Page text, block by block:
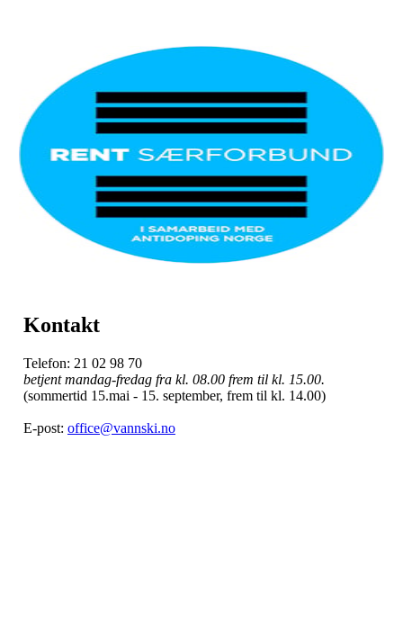
Kontakt
Telefon: 21 02 98 70
betjent mandag-fredag fra kl. 08.00 frem til kl. 15.00.
(sommertid 15.mai - 15. september, frem til kl. 14.00)
E-post: office@vannski.no